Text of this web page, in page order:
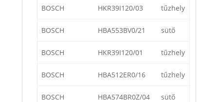
BOSCH HKR39I120/03 tűzhely
BOSCH HBA553BV0/21 sütő
BOSCH HKR39I120/01 tűzhely
BOSCH HBA512ER0/16 tűzhely
BOSCH HBA574BR0Z/04 sütő